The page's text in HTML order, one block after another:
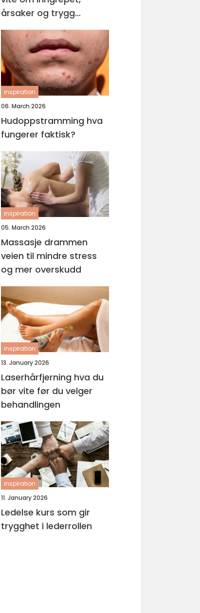
årsaker og trygg
behandling
inspiration
06. March 2026
Hudoppstramming hva
fungerer faktisk?
inspiration
05. March 2026
Massasje drammen
veien til mindre stress
og mer overskudd
inspiration
13. January 2026
Laserhårfjerning hva du
bør vite før du velger
behandlingen
inspiration
11. January 2026
Ledelse kurs som gir
trygghet i lederrollen